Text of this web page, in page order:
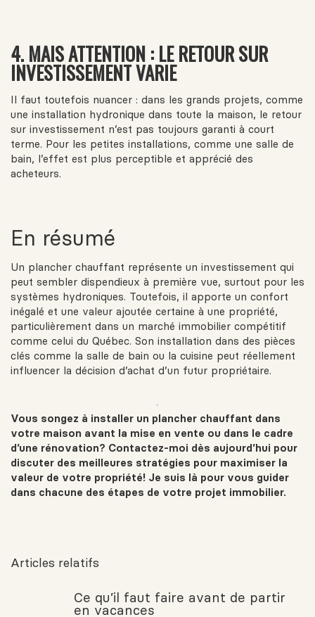
4. MAIS ATTENTION : LE RETOUR SUR
INVESTISSEMENT VARIE
Il faut toutefois nuancer : dans les grands projets, comme
une installation hydronique dans toute la maison, le retour
sur investissement n’est pas toujours garanti à court
terme. Pour les petites installations, comme une salle de
bain, l’effet est plus perceptible et apprécié des
acheteurs.
En résumé
Un plancher chauffant représente un investissement qui
peut sembler dispendieux à première vue, surtout pour les
systèmes hydroniques. Toutefois, il apporte un confort
inégalé et une valeur ajoutée certaine à une propriété,
particulièrement dans un marché immobilier compétitif
comme celui du Québec. Son installation dans des pièces
clés comme la salle de bain ou la cuisine peut réellement
influencer la décision d’achat d’un futur propriétaire.
Vous songez à installer un plancher chauffant dans
votre maison avant la mise en vente ou dans le cadre
d’une rénovation? Contactez-moi dès aujourd’hui pour
discuter des meilleures stratégies pour maximiser la
valeur de votre propriété! Je suis là pour vous guider
dans chacune des étapes de votre projet immobilier.
Articles relatifs
Ce qu’il faut faire avant de partir
en vacances